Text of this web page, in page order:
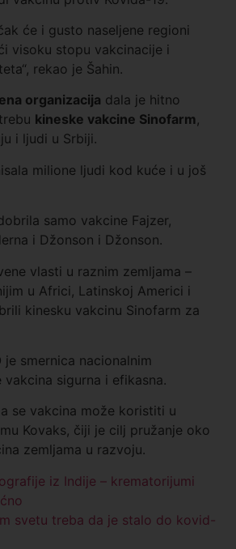
će i gusto naseljene regioni
visoku stopu vakcinacije i
rekao je Šahin.
a organizacija dala je hitno
kineske vakcine Sinofarm,
i ljudi u Srbiji.
milione ljudi kod kuće i u još
samo vakcine Fajzer,
i Džonson i Džonson.
vlasti u raznim zemljama –
u Africi, Latinskoj Americi i
kinesku vakcinu Sinofarm za
je smernica nacionalnim
sigurna i efikasna.
se vakcina može koristiti u
Kovaks, čiji je cilj pružanje oko
zemljama u razvoju.
iz Indije – krematorijumi
svetu treba da je stalo do kovid-